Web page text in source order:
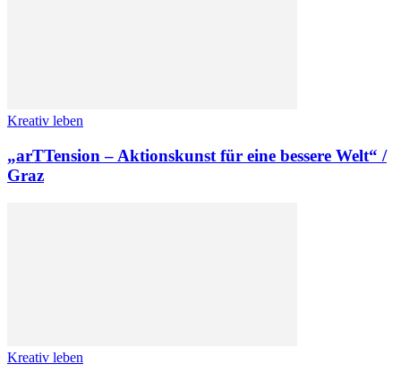
Kreativ leben
„arTTension – Aktionskunst für eine bessere Welt“ /
Graz
Kreativ leben